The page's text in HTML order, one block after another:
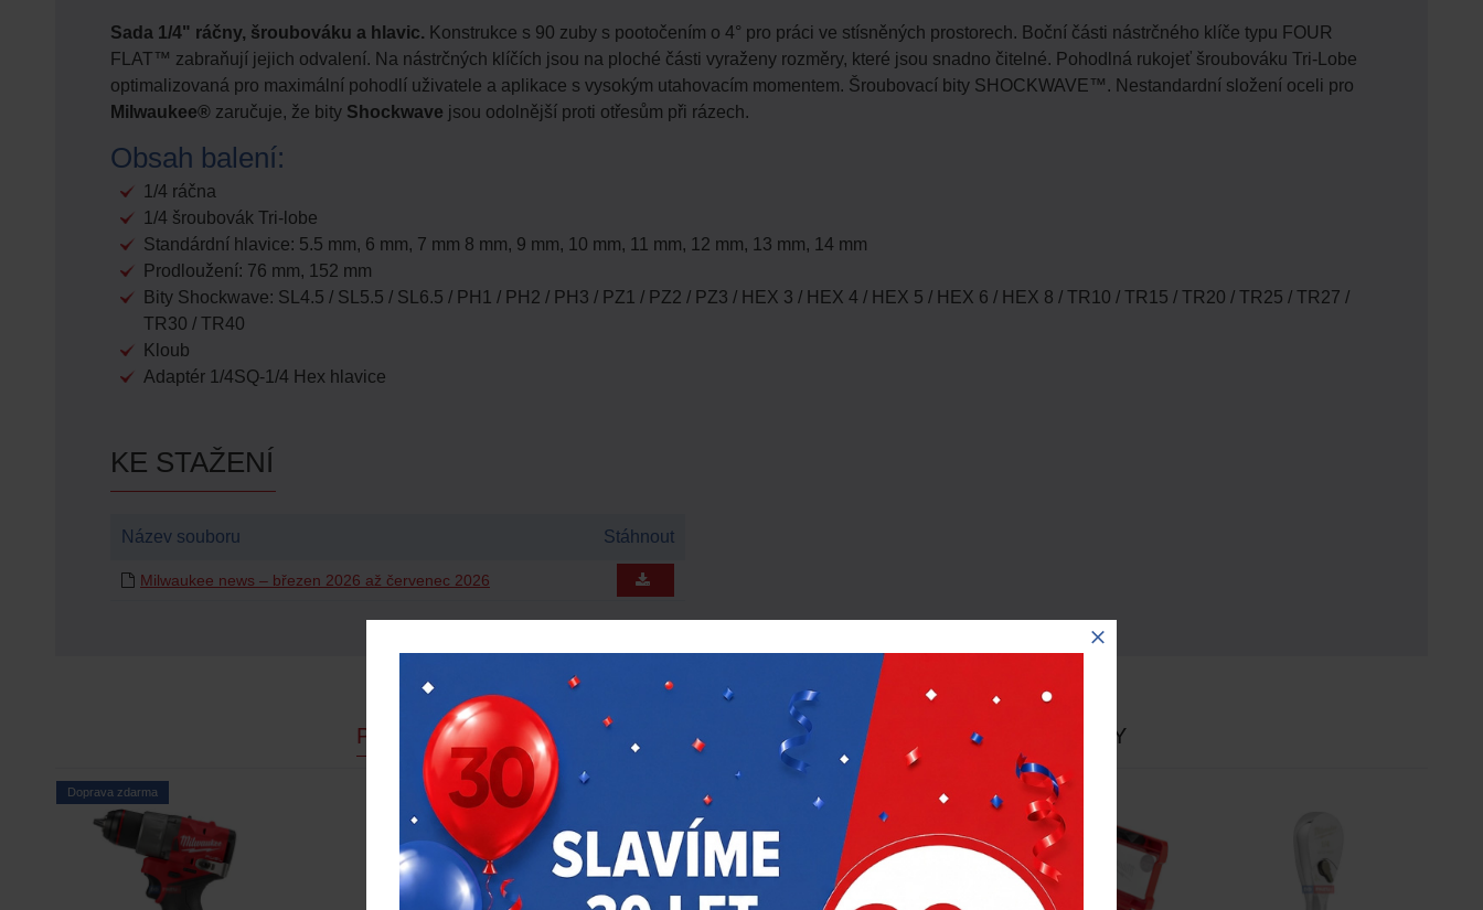
Sada 1/4" ráčny, šroubováku a hlavic. Konstrukce s 90 zuby s pootočením o 4° pro práci ve stísněných prostorech. Boční části nástrčného klíče typu FOUR
FLAT™ zabraňují jejich odvalení. Na nástrčných klíčích jsou na ploché části vyraženy rozměry, které jsou snadno čitelné. Pohodlná rukojeť šroubováku Tri-Lobe
optimalizovaná pro maximální pohodlí uživatele a aplikace s vysokým utahovacím momentem. Šroubovací bity SHOCKWAVE™. Nestandardní složení oceli pro
Milwaukee® zaručuje, že bity Shockwave jsou odolnější proti otřesům při rázech.
Obsah balení:
1/4 ráčna
1/4 šroubovák Tri-lobe
Standárdní hlavice: 5.5 mm, 6 mm, 7 mm 8 mm, 9 mm, 10 mm, 11 mm, 12 mm, 13 mm, 14 mm
Prodloužení: 76 mm, 152 mm
Bity Shockwave: SL4.5 / SL5.5 / SL6.5 / PH1 / PH2 / PH3 / PZ1 / PZ2 / PZ3 / HEX 3 / HEX 4 / HEX 5 / HEX 6 / HEX 8 / TR10 / TR15 / TR20 / TR25 / TR27 /
TR30 / TR40
Kloub
Adaptér 1/4SQ-1/4 Hex hlavice
KE STAŽENÍ
Název souboru Stáhnout
Milwaukee news – březen 2026 až červenec 2026
PODOBNÉ PRODUKTY AKČNÍ NABÍDKA DOPORUČUJEME NOVINKY
-19 % Doprava zdarma -18 %